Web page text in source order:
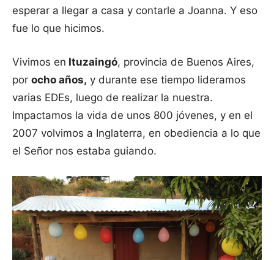
esperar a llegar a casa y contarle a Joanna. Y eso
fue lo que hicimos.
Vivimos en Ituzaingó, provincia de Buenos Aires,
por ocho años, y durante ese tiempo lideramos
varias EDEs, luego de realizar la nuestra.
Impactamos la vida de unos 800 jóvenes, y en el
2007 volvimos a Inglaterra, en obediencia a lo que
el Señor nos estaba guiando.